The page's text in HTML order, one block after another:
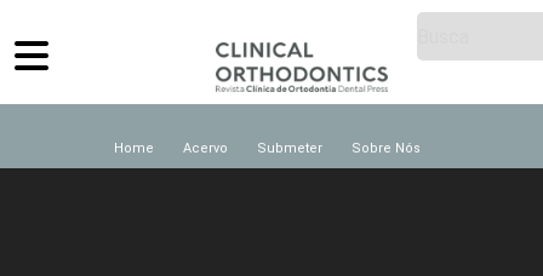
Home Acervo Submeter Sobre Nós